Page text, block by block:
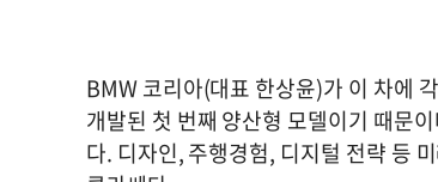
BMW 코리아(대표 한상윤)가 이 차에
개발된 첫 번째 양산형 모델이기 때문
다. 디자인, 주행경험, 디지털 전략 등